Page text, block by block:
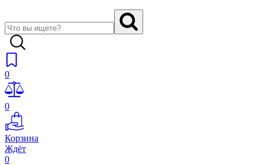
0
0
Корзина
Ждёт
0